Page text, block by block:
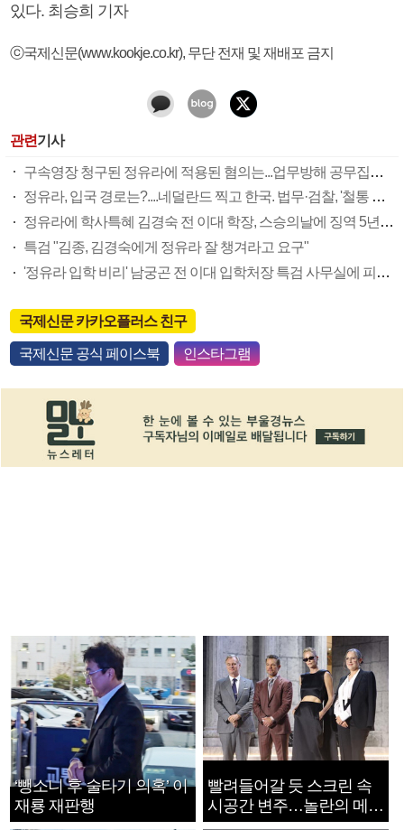
있다. 최승희 기자
ⓒ국제신문(www.kookje.co.kr), 무단 전재 및 재배포 금지
관련기사
구속영장 청구된 정유라에 적용된 혐의는...업무방해 공무집행방해 외국환관리법 위반
정유라, 입국 경로는?....네덜란드 찍고 한국. 법무·검찰, '철통 호송'
정유라에 학사특혜 김경숙 전 이대 학장, 스승의날에 징역 5년 구형
특검 "김종, 김경숙에게 정유라 잘 챙겨라고 요구"
'정유라 입학 비리' 남궁곤 전 이대 입학처장 특검 사무실에 피의자로 출석
국제신문 카카오플러스 친구
국제신문 공식 페이스북 인스타그램
‘뺑소니 후 술타기 의혹’ 이
재룡 재판행
빨려들어갈 듯 스크린 속
시공간 변주…놀란의 메시
지는 ‘전쟁 속죄’